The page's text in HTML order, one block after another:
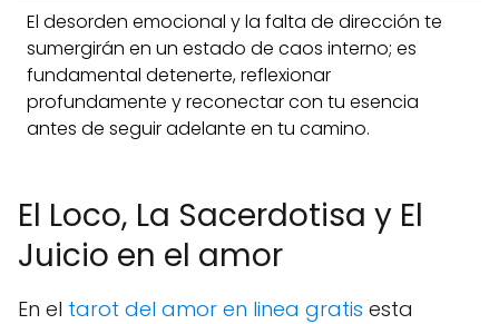
El desorden emocional y la falta de dirección te
sumergirán en un estado de caos interno; es
fundamental detenerte, reflexionar
profundamente y reconectar con tu esencia
antes de seguir adelante en tu camino.
El Loco, La Sacerdotisa y El
Juicio en el amor
En el tarot del amor en linea gratis esta